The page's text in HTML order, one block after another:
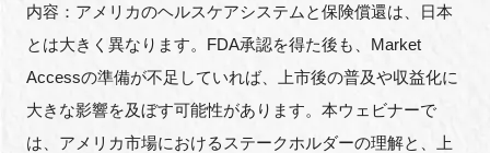
内容：アメリカのヘルスケアシステムと保険償還は、日本
とは大きく異なります。FDA承認を得た後も、Market
Accessの準備が不足していれば、上市後の普及や収益化に
大きな影響を及ぼす可能性があります。本ウェビナーで
は、アメリカ市場におけるステークホルダーの理解と、上